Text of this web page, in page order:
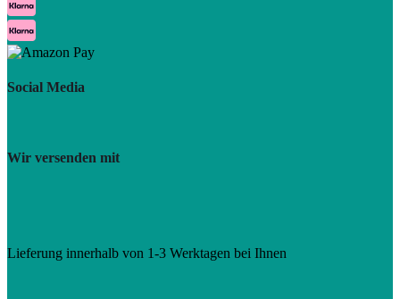
Social Media
Wir versenden mit
Lieferung innerhalb von 1-3 Werktagen bei Ihnen